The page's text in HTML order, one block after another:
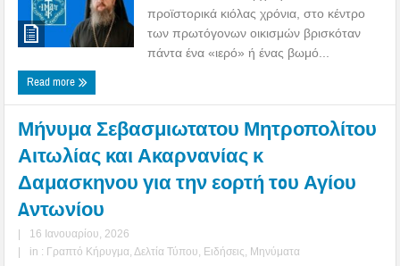
προϊστορικά κιόλας χρόνια, στο κέντρο
των πρωτόγονων οικισμών βρισκόταν
πάντα ένα «ιερό» ή ένας βωμό...
Read more
Μήνυμα Σεβασμιωτατου Μητροπολίτου
Αιτωλίας και Ακαρνανίας κ
Δαμασκηνου για την εορτή τoυ Αγίου
Aντωνίου
|
16 Ιανουαρίου, 2026
|
in : Γραπτό Κήρυγμα Δελτία Τύπου Ειδήσεις Μηνύματα